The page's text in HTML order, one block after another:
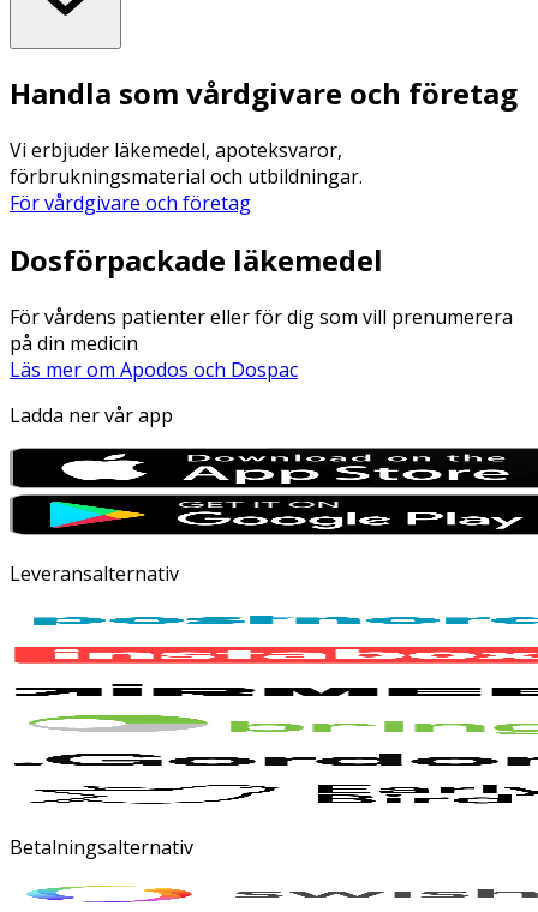
Handla som vårdgivare och företag
Vi erbjuder läkemedel, apoteksvaror,
förbrukningsmaterial och utbildningar.
För vårdgivare och företag
Dosförpackade läkemedel
För vårdens patienter eller för dig som vill prenumerera
på din medicin
Läs mer om Apodos och Dospac
Ladda ner vår app
Leveransalternativ
Betalningsalternativ